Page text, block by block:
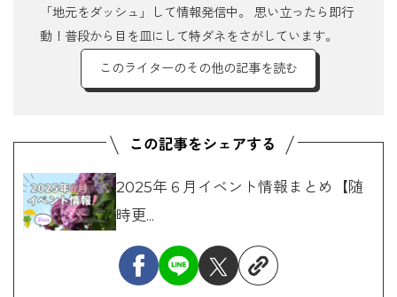
「地元をダッシュ」して情報発信中。 思い立ったら即行
動！普段から目を皿にして特ダネをさがしています。
このライターのその他の記事を読む
2025年６月イベント情報まとめ【随
時更...